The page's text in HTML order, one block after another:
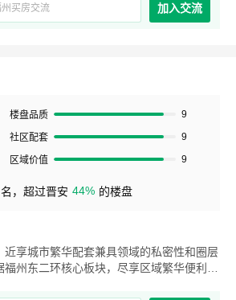
加入交流
名，超过晋安 44% 的楼盘
楼盘品质 9
社区配套 9
区域价值 9
近享城市繁华配套兼具领域的私密性和圈层
州东二环核心板块，尽享区域繁华便利，